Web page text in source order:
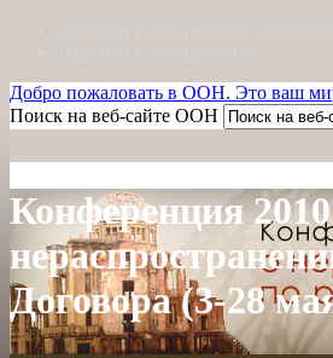
Добро пожаловать в ООН. Это ваш
Поиск на веб-сайте ООН
Конференция
Договора (3-28